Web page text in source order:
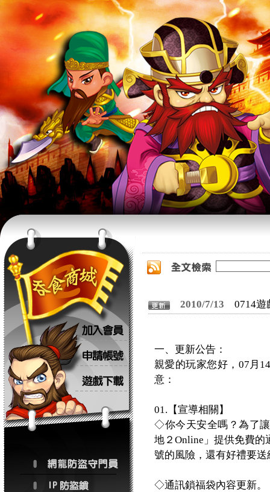
2010/7/13 0714遊
一、更新公告：
親愛的玩家您好，07月
意：
01.【宣導相關】
◇你今天安全嗎？為了
地２Online」提供免費
號的風險，還有好禮要送
◇通訊鎖福袋內容更新。